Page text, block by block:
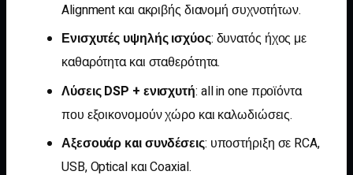
Alignment και ακριβής διανομή συχνοτήτων.
Ενισχυτές υψηλής ισχύος: δυνατός ήχος με
καθαρότητα και σταθερότητα.
Λύσεις DSP + ενισχυτή: all in one προϊόντα
που εξοικονομούν χώρο και καλωδιώσεις.
Αξεσουάρ και συνδέσεις: υποστήριξη σε RCA,
USB, Optical και Coaxial.